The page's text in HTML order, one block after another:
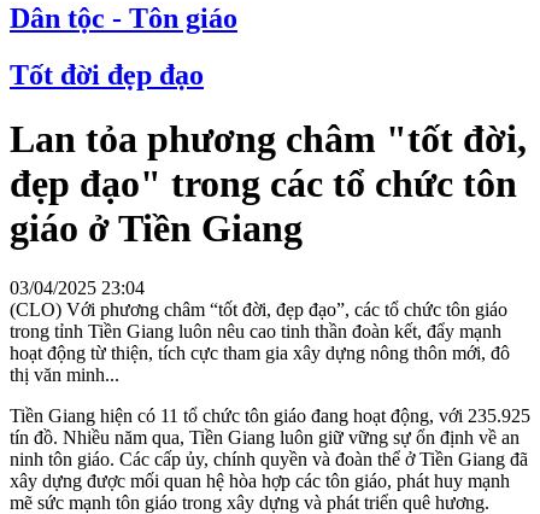
Dân tộc - Tôn giáo
Tốt đời đẹp đạo
Lan tỏa phương châm "tốt đời,
đẹp đạo" trong các tổ chức tôn
giáo ở Tiền Giang
03/04/2025 23:04
(CLO) Với phương châm “tốt đời, đẹp đạo”, các tổ chức tôn giáo
trong tỉnh Tiền Giang luôn nêu cao tinh thần đoàn kết, đẩy mạnh
hoạt động từ thiện, tích cực tham gia xây dựng nông thôn mới, đô
thị văn minh...
Tiền Giang hiện có 11 tổ chức tôn giáo đang hoạt động, với 235.925
tín đồ. Nhiều năm qua, Tiền Giang luôn giữ vững sự ổn định về an
ninh tôn giáo. Các cấp ủy, chính quyền và đoàn thể ở Tiền Giang đã
xây dựng được mối quan hệ hòa hợp các tôn giáo, phát huy mạnh
mẽ sức mạnh tôn giáo trong xây dựng và phát triển quê hương.